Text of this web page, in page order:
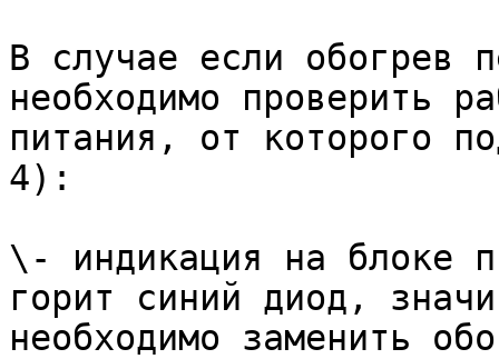
В случае если обогрев
необходимо проверить
питания, от которого
4):
\- индикация на блоке
горит синий диод,
необходимо заменить